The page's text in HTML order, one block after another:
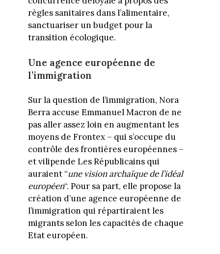
règles sanitaires dans l’alimentaire,
sanctuariser un budget pour la
transition écologique.
Une agence européenne de
l’immigration
Sur la question de l’immigration, Nora
Berra accuse Emmanuel Macron de ne
pas aller assez loin en augmentant les
moyens de Frontex – qui s’occupe du
contrôle des frontières européennes –
et vilipende Les Républicains qui
auraient “une vision archaïque de l’idéal
européen“. Pour sa part, elle propose la
création d’une agence européenne de
l’immigration qui répartiraient les
migrants selon les capacités de chaque
Etat européen.